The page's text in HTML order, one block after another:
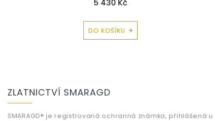
5 430 Kč
DO KOŠÍKU
ZLATNICTVÍ SMARAGD
SMARAGD® je registrovaná ochranná známka, přihlášená u